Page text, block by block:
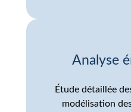
Analyse
Étude détaillée
modélisation